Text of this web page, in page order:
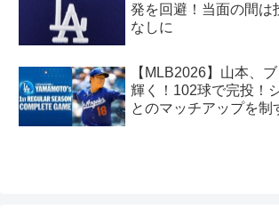
発を回避！当面の間は
なしに
【MLB2026】山本、
輝く！102球で完投！
とのマッチアップを制